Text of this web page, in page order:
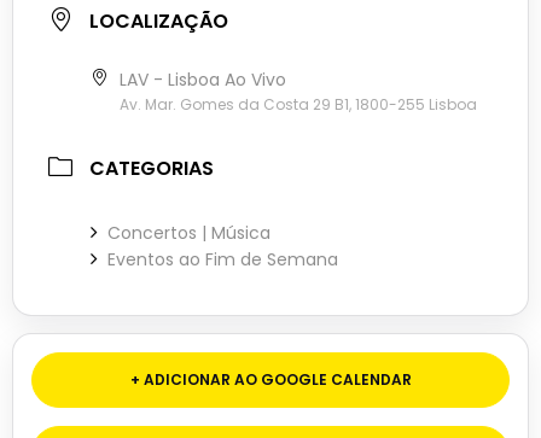
LOCALIZAÇÃO
LAV - Lisboa Ao Vivo
Av. Mar. Gomes da Costa 29 B1, 1800-255 Lisboa
CATEGORIAS
Concertos | Música
Eventos ao Fim de Semana
+ ADICIONAR AO GOOGLE CALENDAR